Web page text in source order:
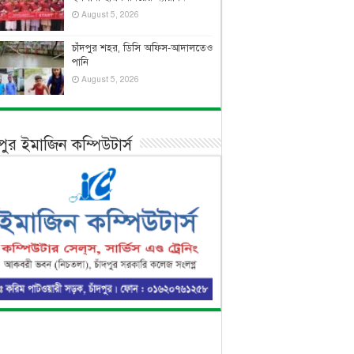
August 5, 2026
চাঁদপুর শহর, ডিসি অফিস-আদালতেও
পানি
August 5, 2026
ইমাজিন কম্পিউটার্স